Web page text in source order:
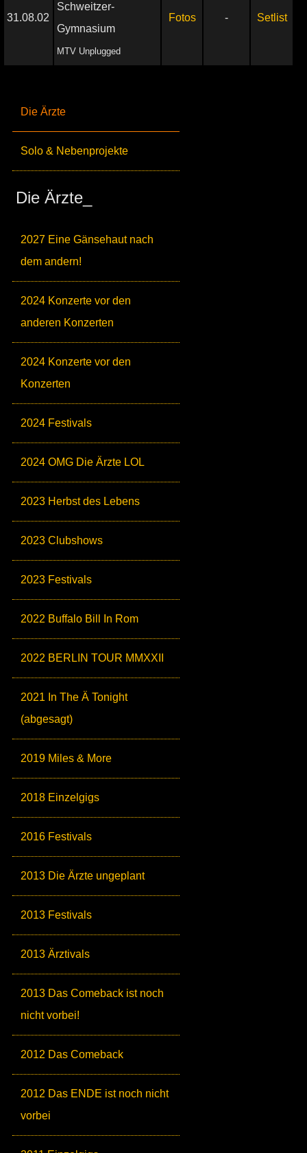
Die Ärzte
Solo & Nebenprojekte
Die Ärzte_
2027 Eine Gänsehaut nach
dem andern!
2024 Konzerte vor den
anderen Konzerten
2024 Konzerte vor den
Konzerten
2024 Festivals
2024 OMG Die Ärzte LOL
2023 Herbst des Lebens
2023 Clubshows
2023 Festivals
2022 Buffalo Bill In Rom
2022 BERLIN TOUR MMXXII
2021 In The Ä Tonight
(abgesagt)
2019 Miles & More
2018 Einzelgigs
2016 Festivals
2013 Die Ärzte ungeplant
2013 Festivals
2013 Ärztivals
2013 Das Comeback ist noch
nicht vorbei!
2012 Das Comeback
2012 Das ENDE ist noch nicht
vorbei
31.08.02
Schweitzer-
Gymnasium
MTV Unplugged
Fotos - Setlist